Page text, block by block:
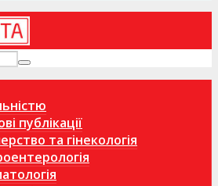
публікації
та гінекологія